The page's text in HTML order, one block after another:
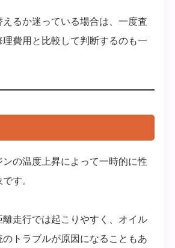
るか迷っている場合は、一度査
費用と比較して判断するのも一
の温度上昇によって一時的に性
す。
離走行では起こりやすく、オイル
トラブルが原因になることもあ